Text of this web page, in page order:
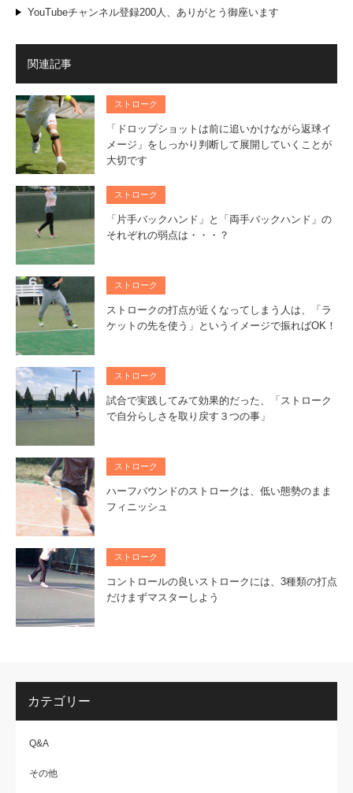
YouTubeチャンネル登録200人、ありがとう御座います
関連記事
ストローク
「ドロップショットは前に追いかけながら返球イ
メージ」をしっかり判断して展開していくことが
大切です
ストローク
「片手バックハンド」と「両手バックハンド」の
それぞれの弱点は・・・？
ストローク
ストロークの打点が近くなってしまう人は、「ラ
ケットの先を使う」というイメージで振ればOK！
ストローク
試合で実践してみて効果的だった、「ストローク
で自分らしさを取り戻す３つの事」
ストローク
ハーフバウンドのストロークは、低い態勢のまま
フィニッシュ
ストローク
コントロールの良いストロークには、3種類の打点
だけまずマスターしよう
カテゴリー
Q&A
その他